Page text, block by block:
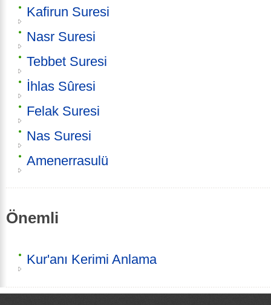
Kafirun Suresi
Nasr Suresi
Tebbet Suresi
İhlas Sûresi
Felak Suresi
Nas Suresi
Amenerrasulü
Önemli
Kur'anı Kerimi Anlama